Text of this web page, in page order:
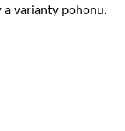
varianty pohonu.